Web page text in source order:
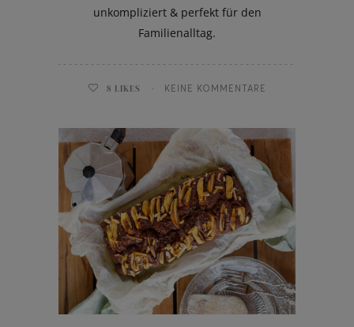
unkompliziert & perfekt für den
Familienalltag.
8 LIKES KEINE KOMMENTARE